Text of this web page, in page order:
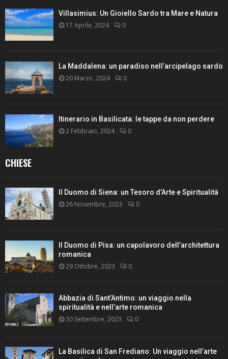
Villasimius: Un Gioiello Sardo tra Mare e Natura
17 Aprile, 2024 0
La Maddalena: un paradiso nell’arcipelago sardo
20 Marzo, 2024 0
Itinerario in Basilicata: le tappe da non perdere
2 Febbraio, 2024 0
CHIESE
Il Duomo di Siena: un Tesoro d’Arte e Spiritualità
26 Novembre, 2023 0
Il Duomo di Pisa: un capolavoro dell’architettura
romanica
29 Ottobre, 2023 0
Abbazia di Sant’Antimo: un viaggio nella
spiritualità e nell’arte romanica
30 Settembre, 2023 0
La Basilica di San Frediano: Un viaggio nell’arte